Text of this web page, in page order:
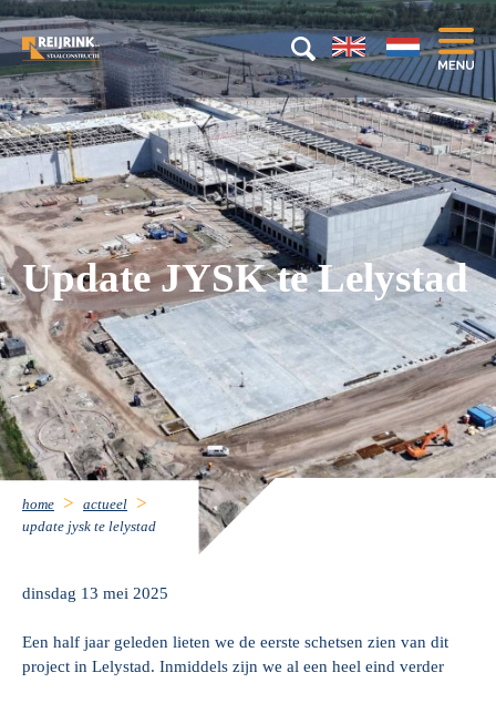
Update JYSK te Lelystad
home
actueel
update jysk te lelystad
dinsdag 13 mei 2025
Een half jaar geleden lieten we de eerste schetsen zien van dit
project in Lelystad. Inmiddels zijn we al een heel eind verder